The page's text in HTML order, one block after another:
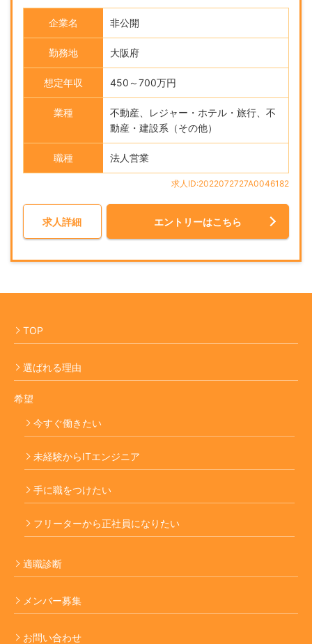
企業名 非公開
勤務地 大阪府
想定年収 450～700万円
業種
不動産、レジャー・ホテル・旅行、不
動産・建設系（その他）
職種 法人営業
求人ID:2022072727A0046182
求人詳細 エントリーはこちら
TOP
選ばれる理由
希望
今すぐ働きたい
未経験からITエンジニア
手に職をつけたい
フリーターから正社員になりたい
適職診断
メンバー募集
お問い合わせ